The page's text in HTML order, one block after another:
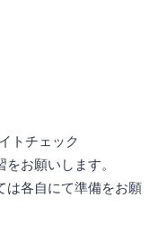
トチェック
お願いします。
各自にて準備をお願